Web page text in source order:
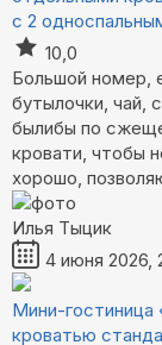
с 2
10,0
Большой номер,
бутылочки, чай,
былибы по
кровати, чтобы
хорошо,
Илья Тыцик
4 июня 2026,
Мини-гостиница
кроватью